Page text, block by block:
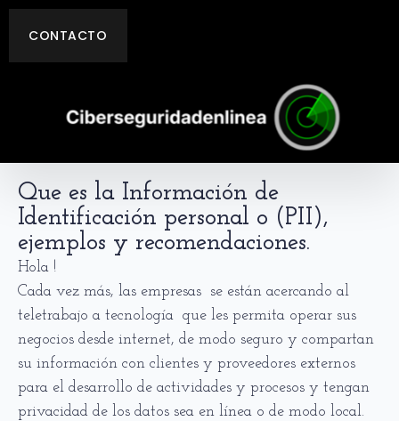
CONTACTO
Que es la Información de
Identificación personal o (PII),
ejemplos y recomendaciones.
Hola !
Cada vez más, las empresas se están acercando al
teletrabajo a tecnología que les permita operar sus
negocios desde internet, de modo seguro y compartan
su información con clientes y proveedores externos
para el desarrollo de actividades y procesos y tengan
privacidad de los datos sea en línea o de modo local.